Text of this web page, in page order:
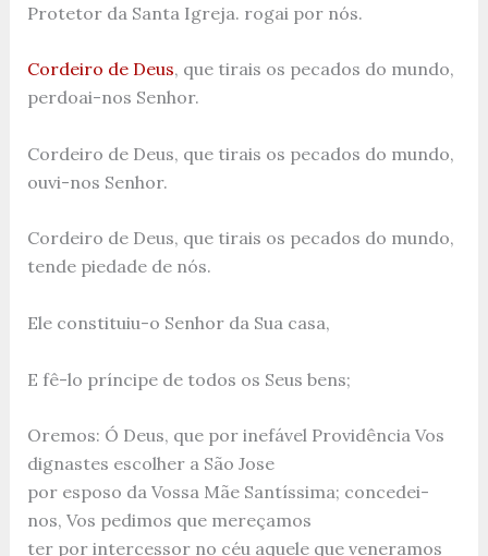
Protetor da Santa Igreja. rogai por nós.
Cordeiro de Deus, que tirais os pecados do mundo,
perdoai-nos Senhor.
Cordeiro de Deus, que tirais os pecados do mundo,
ouvi-nos Senhor.
Cordeiro de Deus, que tirais os pecados do mundo,
tende piedade de nós.
Ele constituiu-o Senhor da Sua casa,
E fê-lo príncipe de todos os Seus bens;
Oremos: Ó Deus, que por inefável Providência Vos
dignastes escolher a São Jose
por esposo da Vossa Mãe Santíssima; concedei-
nos, Vos pedimos que mereçamos
ter por intercessor no céu aquele que veneramos